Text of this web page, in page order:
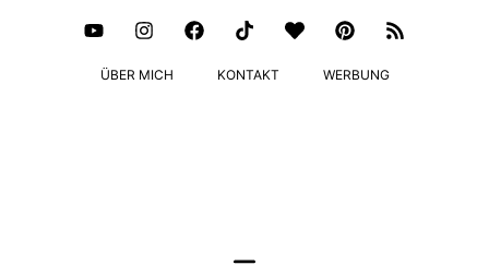
ÜBER MICH KONTAKT WERBUNG